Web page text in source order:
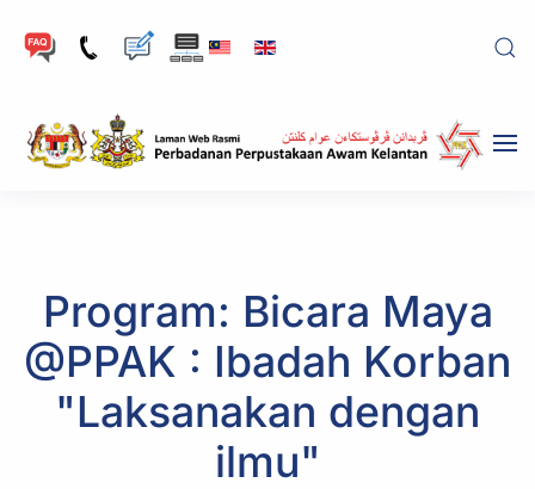
Skip to main content
Program: Bicara Maya
@PPAK : Ibadah Korban
"Laksanakan dengan
ilmu"